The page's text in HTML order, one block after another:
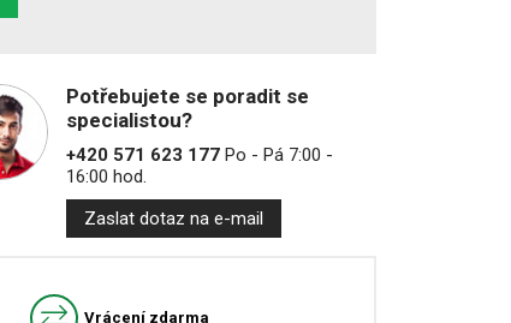
Potřebujete se poradit se
specialistou?
+420 571 623 177Po - Pá 7:00 -
16:00 hod.
Zaslat dotaz na e-mail
Vrácení zdarma